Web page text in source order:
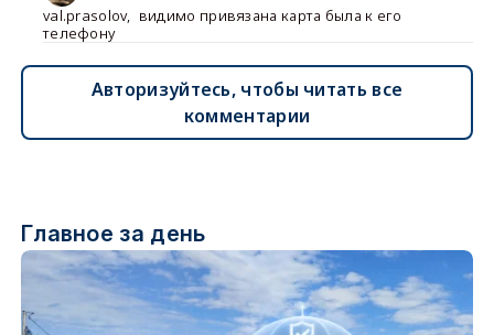
val.prasolov, видимо привязана карта была к его
телефону
Авторизуйтесь, чтобы читать все
комментарии
Главное за день